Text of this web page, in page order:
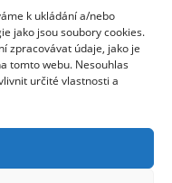
k ukládání a/nebo
jako jsou soubory cookies.
zpracovávat údaje, jako je
tomto webu. Nesouhlas
určité vlastnosti a